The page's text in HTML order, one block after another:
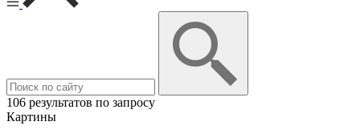
106 результатов по запросу
Картины